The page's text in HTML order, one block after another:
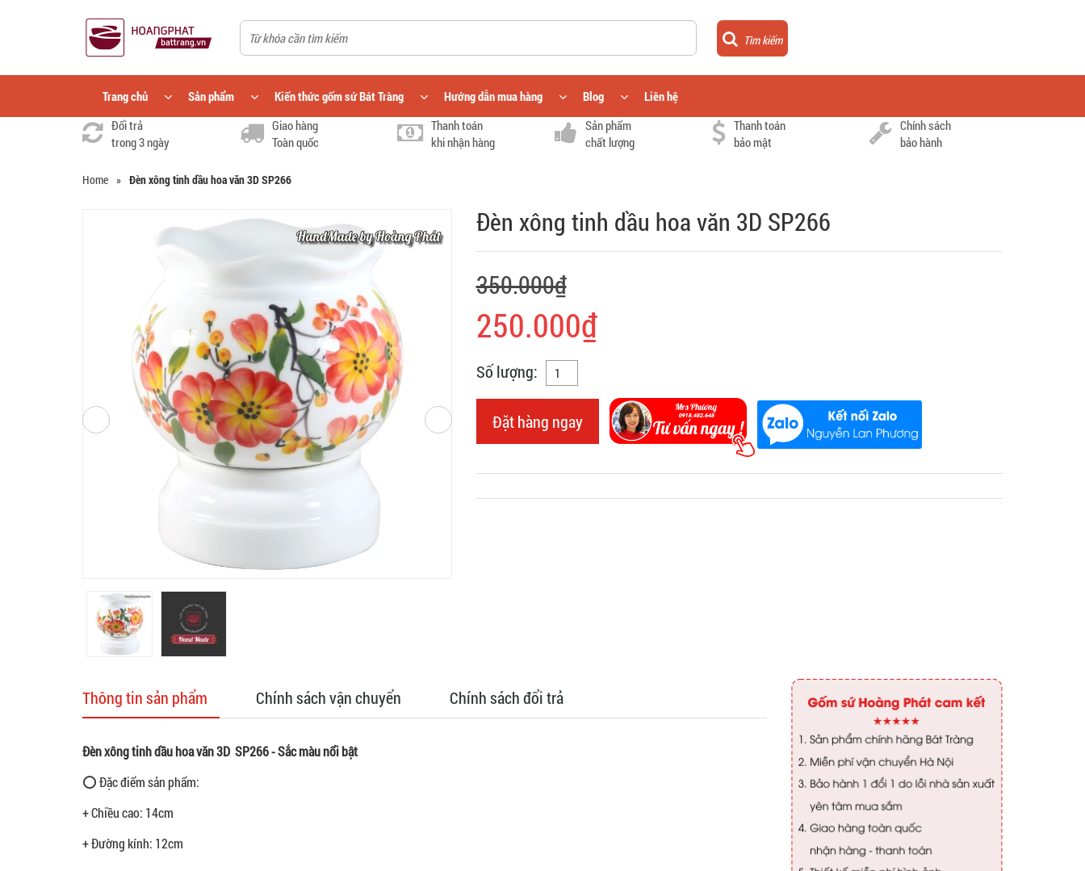
Tìm kiếm
Trang chủ Sản phẩm Kiến thức gốm sứ Bát Tràng Hướng dẫn mua hàng Blog
Liên hệ
Đổi trả
trong 3 ngày
Giao hàng
Toàn quốc
Thanh toán
khi nhận hàng
Sản phẩm
chất lượng
Thanh toán
bảo mật
Chính sách
bảo hành
Home » Đèn xông tinh dầu hoa văn 3D SP266
Đèn xông tinh dầu hoa văn 3D SP266
350.000₫
250.000₫
Số lượng:
Đặt hàng ngay
Thông tin sản phẩm Chính sách vận chuyển Chính sách đổi trả
Đèn xông tinh dầu hoa văn 3D SP266 - Sắc màu nổi bật
⭕ Đặc điểm sản phẩm:
+ Chiều cao: 14cm
+ Đường kính: 12cm